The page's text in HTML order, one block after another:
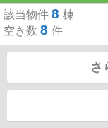
該当物件 8 棟
空き数 8 件
さ